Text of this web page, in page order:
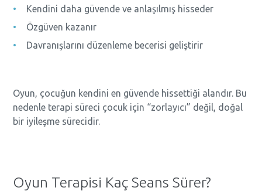
Kendini daha güvende ve anlaşılmış hisseder
Özgüven kazanır
Davranışlarını düzenleme becerisi geliştirir
Oyun, çocuğun kendini en güvende hissettiği alandır. Bu
nedenle terapi süreci çocuk için “zorlayıcı” değil, doğal
bir iyileşme sürecidir.
Oyun Terapisi Kaç Seans Sürer?